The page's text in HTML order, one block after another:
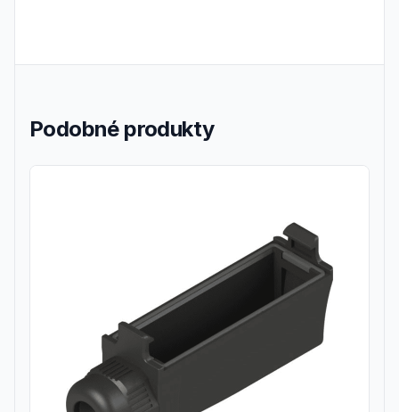
Podobné produkty